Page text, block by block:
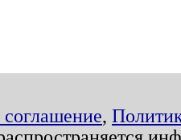
соглашение,